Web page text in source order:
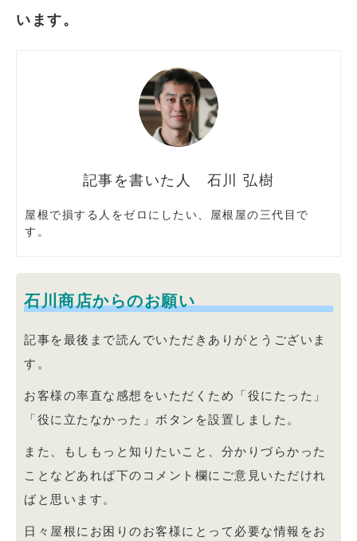
います。
石川 弘樹
屋根で損する人をゼロにしたい、屋根屋の三代目で
す。
石川商店からのお願い
記事を最後まで読んでいただきありがとうございま
す。
お客様の率直な感想をいただくため「役にたった」
「役に立たなかった」ボタンを設置しました。
また、もしもっと知りたいこと、分かりづらかった
ことなどあれば下のコメント欄にご意見いただけれ
ばと思います。
日々屋根にお困りのお客様にとって必要な情報をお